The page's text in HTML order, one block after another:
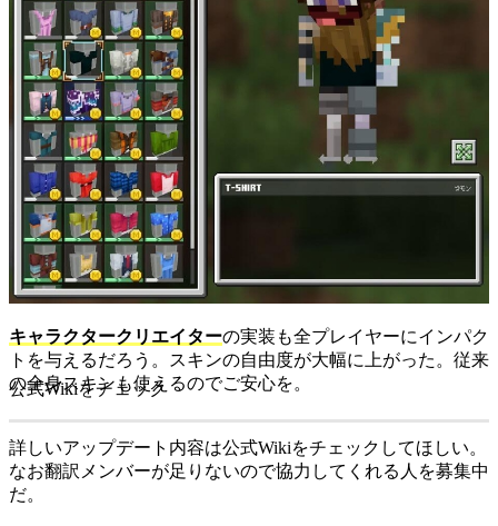
キャラクタークリエイターの実装も全プレイヤーにインパク
トを与えるだろう。スキンの自由度が大幅に上がった。従来
の全身スキンも使えるのでご安心を。
公式Wikiをチェック
詳しいアップデート内容は公式Wikiをチェックしてほしい。
なお翻訳メンバーが足りないので協力してくれる人を募集中
だ。